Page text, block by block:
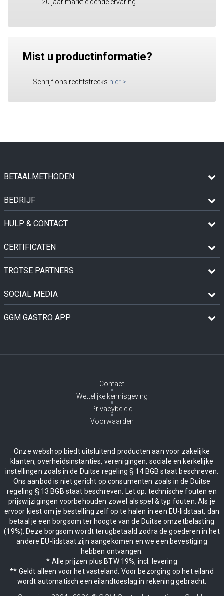
Mist u productinformatie?
Schrijf ons rechtstreeks hier >
BETAALMETHODEN
BEDRIJF
HULP & CONTACT
CERTIFICATEN
TROTSE PARTNERS
SOCIAL MEDIA
GGM GASTRO APP
Contact
Wettelijke kennisgeving
Privacybeleid
Voorwaarden
Onze webshop biedt uitsluitend producten aan voor zakelijke
klanten, overheidsinstanties, verenigingen, sociale en kerkelijke
instellingen zoals in de Duitse regeling § 14 BGB staat beschreven.
Ons aanbod is niet gericht op consumenten zoals in de Duitse
regeling § 13 BGB staat beschreven. Let op: technische fouten en
prijswijzigingen voorbehouden zowel als spel & typ fouten. Als je
ervoor kiest om je bestelling zelf op te halen in een EU-lidstaat, dan
betaal je een borgsom ter hoogte van de Duitse omzetbelasting
(19%). Deze borgsom wordt terugbetaald zodra de goederen in het
andere EU-lidstaat zijn aangekomen en we een bevestiging
hebben ontvangen.
* Alle prijzen plus BTW 19%, incl. levering
** Geldt alleen voor het vasteland. Voor bezorging op het eiland
wordt automatisch een eilandtoeslag in rekening gebracht.